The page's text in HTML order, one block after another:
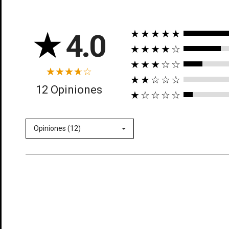
★4.0
12 Opiniones
★★★★★
★★★★☆
★★★☆☆
★★☆☆☆
★☆☆☆☆
Opiniones (12)